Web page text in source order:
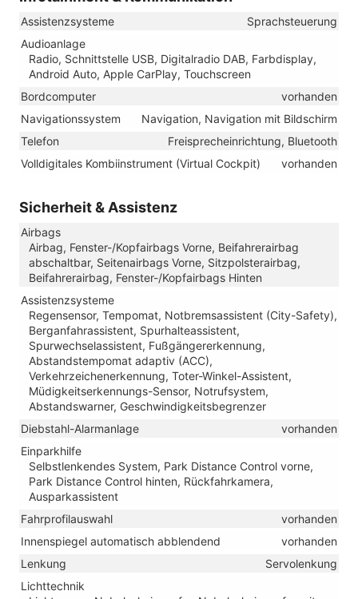
Assistenzsysteme
Sprachsteuerung
Audioanlage
Radio, Schnittstelle USB, Digitalradio DAB, Farbdisplay,
Android Auto, Apple CarPlay, Touchscreen
Bordcomputer
vorhanden
Navigationssystem
Navigation, Navigation mit Bildschirm
Telefon
Freisprecheinrichtung, Bluetooth
Volldigitales Kombiinstrument (Virtual Cockpit)
vorhanden
Sicherheit & Assistenz
Airbags
Airbag, Fenster-/Kopfairbags Vorne, Beifahrerairbag
abschaltbar, Seitenairbags Vorne, Sitzpolsterairbag,
Beifahrerairbag, Fenster-/Kopfairbags Hinten
Assistenzsysteme
Regensensor, Tempomat, Notbremsassistent (City-Safety),
Berganfahrassistent, Spurhalteassistent,
Spurwechselassistent, Fußgängererkennung,
Abstandstempomat adaptiv (ACC),
Verkehrzeichenerkennung, Toter-Winkel-Assistent,
Müdigkeitserkennungs-Sensor, Notrufsystem,
Abstandswarner, Geschwindigkeitsbegrenzer
Diebstahl-Alarmanlage
vorhanden
Einparkhilfe
Selbstlenkendes System, Park Distance Control vorne,
Park Distance Control hinten, Rückfahrkamera,
Ausparkassistent
Fahrprofilauswahl
vorhanden
Innenspiegel automatisch abblendend
vorhanden
Lenkung
Servolenkung
Lichttechnik